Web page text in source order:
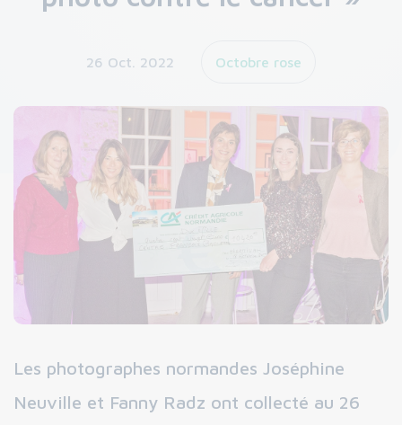
26 Oct. 2022 Octobre rose
Les photographes normandes Joséphine
Neuville et Fanny Radz ont collecté au 26